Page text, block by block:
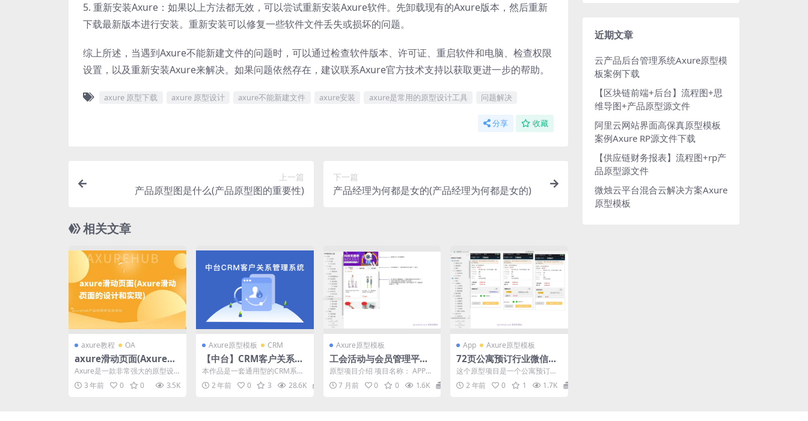
5. 重新安装Axure：如果以上方法都无效，可以尝试重新安装Axure软件。先卸载现有的Axure版本，然后重新
下载最新版本进行安装。重新安装可以修复一些软件文件丢失或损坏的问题。
综上所述，当遇到Axure不能新建文件的问题时，可以通过检查软件版本、许可证、重启软件和电脑、检查权限
设置，以及重新安装Axure来解决。如果问题依然存在，建议联系Axure官方技术支持以获取更进一步的帮助。
axure 原型下载 axure 原型设计 axure不能新建文件 axure安装 axure是常用的原型设计工具 问题解决
分享 收藏
上一篇
产品原型图是什么(产品原型图的重要性)
下一篇
产品经理为何都是女的(产品经理为何都是女的)
相关文章
axure教程 OA
axure滑动页面(Axure滑
动页面的设计和实现)
Axure是一款非常强大的原型设
计工具，它可以帮助用户快速创
建可交互的界面原型。...
3 年前 0 0 3.5K
Axure原型模板 CRM
【中台】CRM客户关系管
理系统后台管理原型axur
ehub模板
本作品是一套通用型的CRM系统
原型模板，主要由数据管理、审
批流程、统计报表、办工...
2 年前 0 3 28.6K 30
Axure原型模板
工会活动与会员管理平台A
xure原型模板
原型项目介绍 项目名称： APP聊
天社交-工会 原型介绍： 这是一
个为工会成员设...
7 月前 0 0 1.6K 16.2
App Axure原型模板
72页公寓预订行业微信预
订系统产品原型模板axur
e rp源文件下载
这个原型项目是一个公寓预订产
品，旨在为用户提供便捷的在线
预订服务。以下是对该项目...
2 年前 0 1 1.7K
近期文章
云产品后台管理系统Axure原型模
板案例下载
【区块链前端+后台】流程图+思
维导图+产品原型源文件
阿里云网站界面高保真原型模板
案例Axure RP源文件下载
【供应链财务报表】流程图+rp产
品原型源文件
微烛云平台混合云解决方案Axure
原型模板